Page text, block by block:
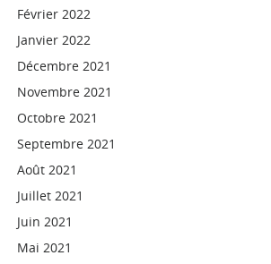
Février 2022
Janvier 2022
Décembre 2021
Novembre 2021
Octobre 2021
Septembre 2021
Août 2021
Juillet 2021
Juin 2021
Mai 2021